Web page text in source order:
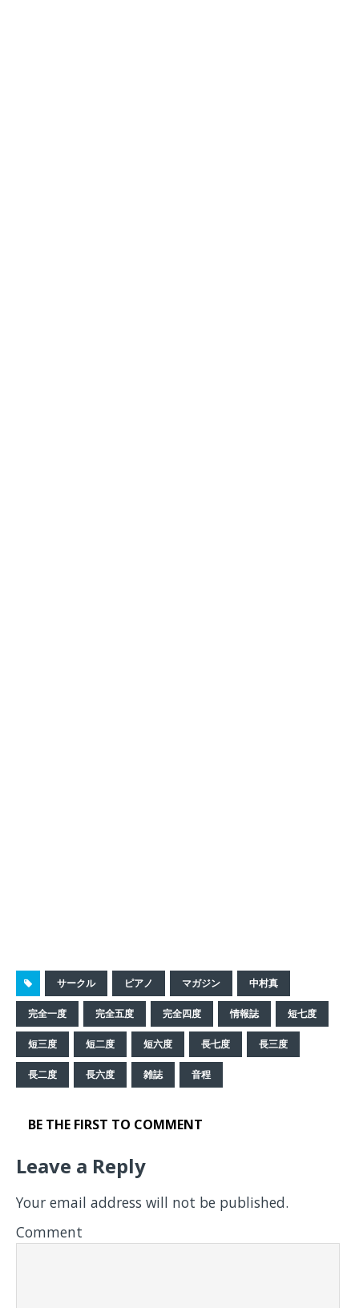
サークル ピアノ マガジン 中村真
完全一度 完全五度 完全四度 情報誌 短七度
短三度 短二度 短六度 長七度 長三度
長二度 長六度 雑誌 音程
BE THE FIRST TO COMMENT
Leave a Reply
Your email address will not be published.
Comment